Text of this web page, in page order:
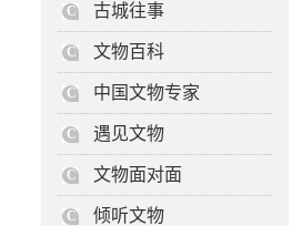
C 古城往事
C 文物百科
C 中国文物专家
C 遇见文物
C 文物面对面
C 倾听文物